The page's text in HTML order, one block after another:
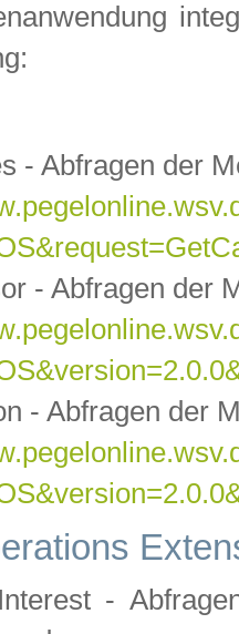
- Abfragen der
- Abfragen der
- Abfragen der
-